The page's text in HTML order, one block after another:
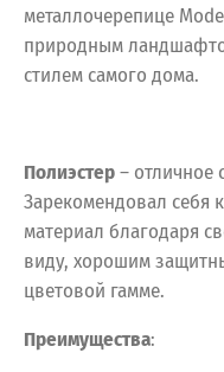
металлочерепице
природным
стилем самого дома.
Полиэстер– отличное
Зарекомендовал себя
материал благодаря
виду, хорошим
цветовой гамме.
Преимущества: